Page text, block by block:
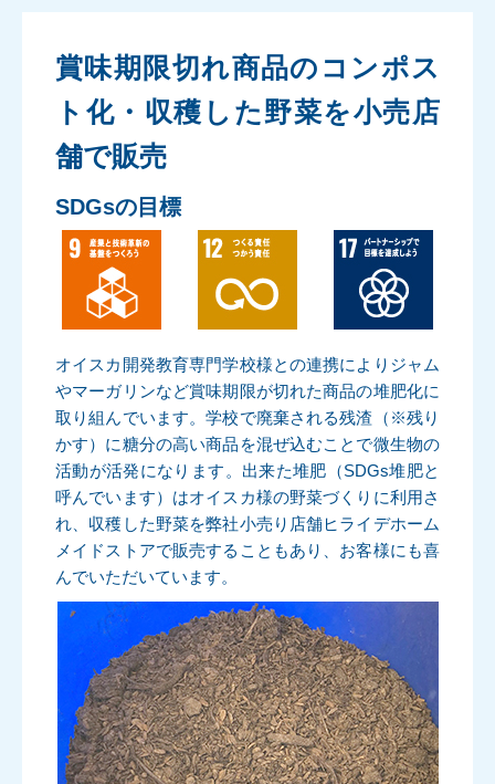
賞味期限切れ商品のコンポス
ト化・収穫した野菜を小売店
舗で販売
SDGsの目標
オイスカ開発教育専門学校様との連携によりジャム
やマーガリンなど賞味期限が切れた商品の堆肥化に
取り組んでいます。学校で廃棄される残渣（※残り
かす）に糖分の高い商品を混ぜ込むことで微生物の
活動が活発になります。出来た堆肥（SDGs堆肥と
呼んでいます）はオイスカ様の野菜づくりに利用さ
れ、収穫した野菜を弊社小売り店舗ヒライデホーム
メイドストアで販売することもあり、お客様にも喜
んでいただいています。